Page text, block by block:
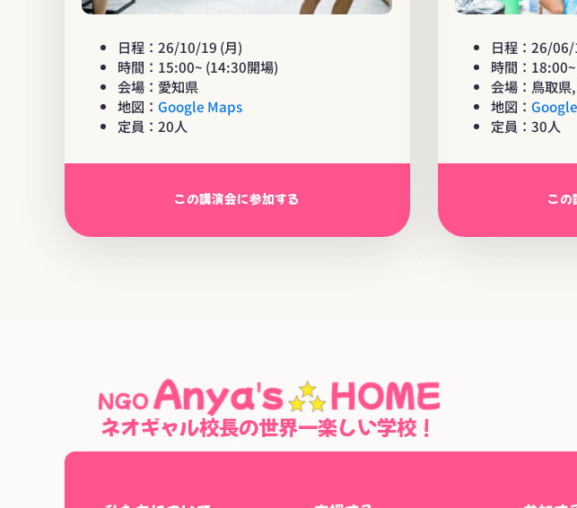
日程：26/10/19 (月)
時間：15:00~ (14:30開場)
会場：愛知県
地図：Google Maps
定員：20人
この講演会に参加する
日程：26/
時間：
会場：鳥取
地図：
定員：30人
この
ネオギャル校長の世界一楽しい学校！